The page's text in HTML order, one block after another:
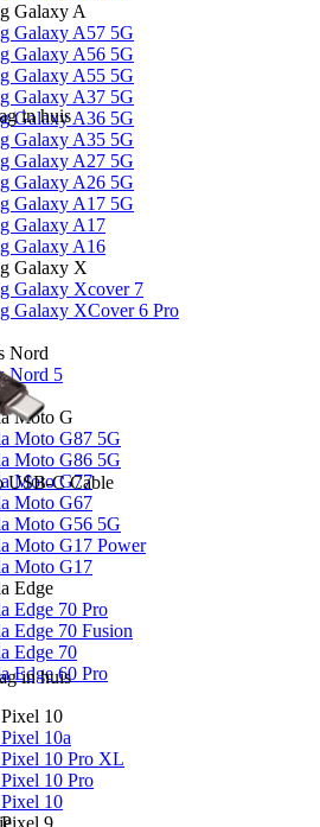
Galaxy A
Galaxy A57 5G
Galaxy A56 5G
Galaxy A55 5G
Galaxy A37 5G
Galaxy A36 5G
Galaxy A35 5G
Galaxy A27 5G
Galaxy A26 5G
Galaxy A17 5G
Galaxy A17
Galaxy A16
Galaxy X
Galaxy Xcover 7
Galaxy XCover 6 Pro
Nord
Nord 5
Moto G
Moto G87 5G
Moto G86 5G
Moto G77
Moto G67
Moto G56 5G
Moto G17 Power
Moto G17
Edge
Edge 70 Pro
Edge 70 Fusion
Edge 70
Edge 60 Pro
10
10a
10 Pro XL
10 Pro
10
9
in huis
USB-C Cable
in huis